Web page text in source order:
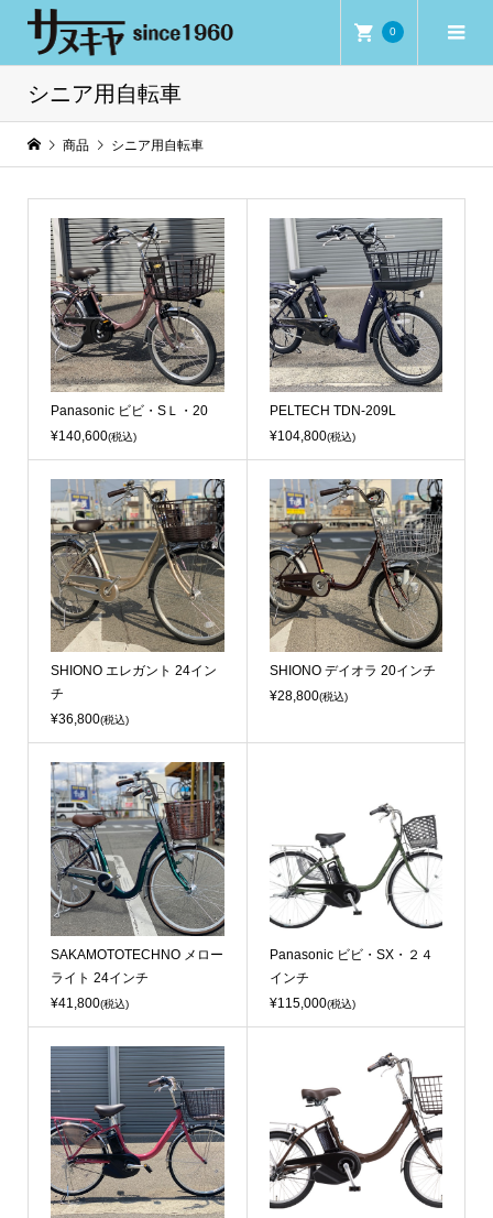
0
シニア用自転車
商品 シニア用自転車
Panasonic ビビ・SＬ・20
¥140,600(税込)
PELTECH TDN-209L
¥104,800(税込)
SHIONO エレガント 24イン
チ
¥36,800(税込)
SHIONO デイオラ 20インチ
¥28,800(税込)
SAKAMOTOTECHNO メロー
ライト 24インチ
¥41,800(税込)
Panasonic ビビ・SX・２４
インチ
¥115,000(税込)